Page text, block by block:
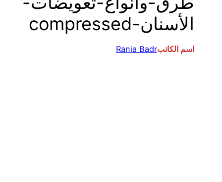
الأسنان-compressed
اسم الكاتبRania Badr